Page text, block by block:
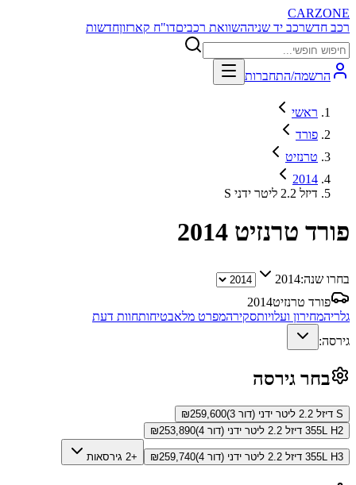
CARZONE
רכב חדשרכב יד שניההשוואת רכביםדו"ח קארזוןחדשות
הרשמה/התחברות
ראשי
פורד
טרנזיט
2014
S דיזל 2.2 ליטר ידני
פורד טרנזיט 2014
בחרו שנה:2014
פורד טרנזיט2014
גלריהמחירון ועלויותסקירהמפרט מלאבטיחותחוות דעת
גירסה:
בחר גירסה
S דיזל 2.2 ליטר ידני (דור 3) ₪259,600
355L H2 דיזל 2.2 ליטר ידני (דור 4)
₪253,890
355L H3 דיזל 2.2 ליטר ידני (דור 4) ₪259,740 +2 גירסאות